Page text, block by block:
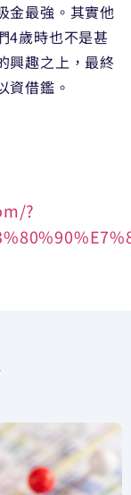
金最強。其實他
4歲時也不是甚
興趣之上，最終
資借鑑。
?